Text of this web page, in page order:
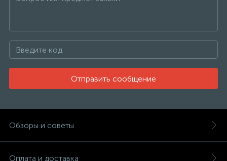
Отправить сообщение
Обзоры и советы
Оплата и доставка